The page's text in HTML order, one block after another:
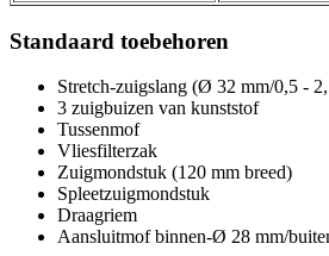
Standaard toebehoren
Stretch-zuigslang (Ø 32 mm/0,5 -
3 zuigbuizen van kunststof
Tussenmof
Vliesfilterzak
Zuigmondstuk (120 mm breed)
Spleetzuigmondstuk
Draagriem
Aansluitmof binnen-Ø 28 mm/